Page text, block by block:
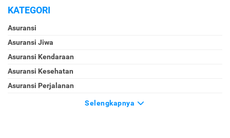
KATEGORI
Asuransi
Asuransi Jiwa
Asuransi Kendaraan
Asuransi Kesehatan
Asuransi Perjalanan
Selengkapnya